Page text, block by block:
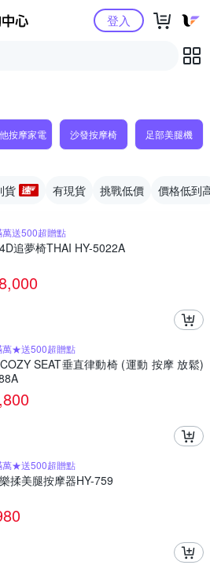
Yahoo購物中心登入
按摩家電 沙發按摩椅 足部美腿機
貨 有現貨 挑戰低價 價格低到
送500超贈點
追夢椅THAI HY-5022A
萬★送500超贈點
SEAT垂直律動椅 (運動 按摩 放鬆)
萬★送500超贈點
揉美腿按摩器HY-759